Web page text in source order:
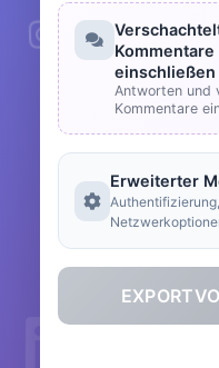
Kommentare
einschließen
Antworten und
Kommentare
Erweiterter